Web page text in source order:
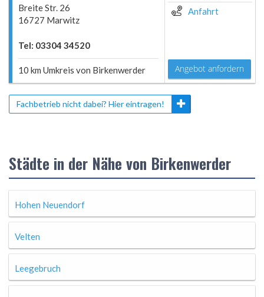
Breite Str. 26
16727 Marwitz
Tel: 03304 34520
10 km Umkreis von Birkenwerder
Anfahrt
Angebot anfordern
Fachbetrieb nicht dabei? Hier eintragen!
Städte in der Nähe von Birkenwerder
Hohen Neuendorf
Velten
Leegebruch